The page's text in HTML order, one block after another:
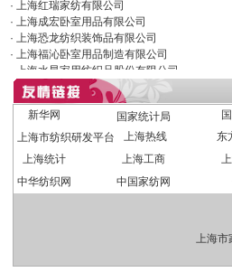
· 上海恐龙纺织装饰品有限公司
· 上海福沁卧室用品制造有限公司
· 上海水星家用纺织品股份有限公司
· 上海奥力福实业有限公司
· 上海小绵羊实业有限公司
· 上海罗莱生活科技有限公司
· 上海卧室用品有限公司
· 上海龙头纺织科技有限公司
· 上海宽紧带厂
· 上海龙头家纺有限公司
· 毕卡索实业（上海）有限公司
· 上海恒源祥家用纺织品有限公司
新华网 国家统计局
上海市纺织研发平台
上海热线 东
上海统计
上海工商
中华纺织网
中国家纺网
上海市